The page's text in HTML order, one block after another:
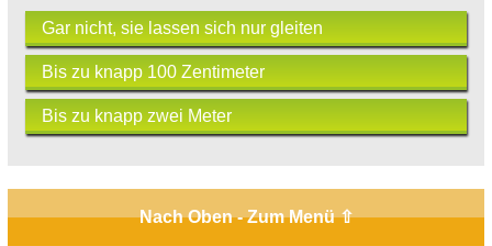
Gar nicht, sie lassen sich nur gleiten
Bis zu knapp 100 Zentimeter
Bis zu knapp zwei Meter
Nach Oben - Zum Menü ⇧